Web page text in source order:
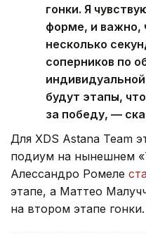
гонки. Я
форме, и важно,
несколько
соперников по
будут этапы,
за победу, —
Для XDS Astana Team
подиум на нынешнем
Алессандро Ромеле
этапе, а Маттео
на втором этапе гонки.